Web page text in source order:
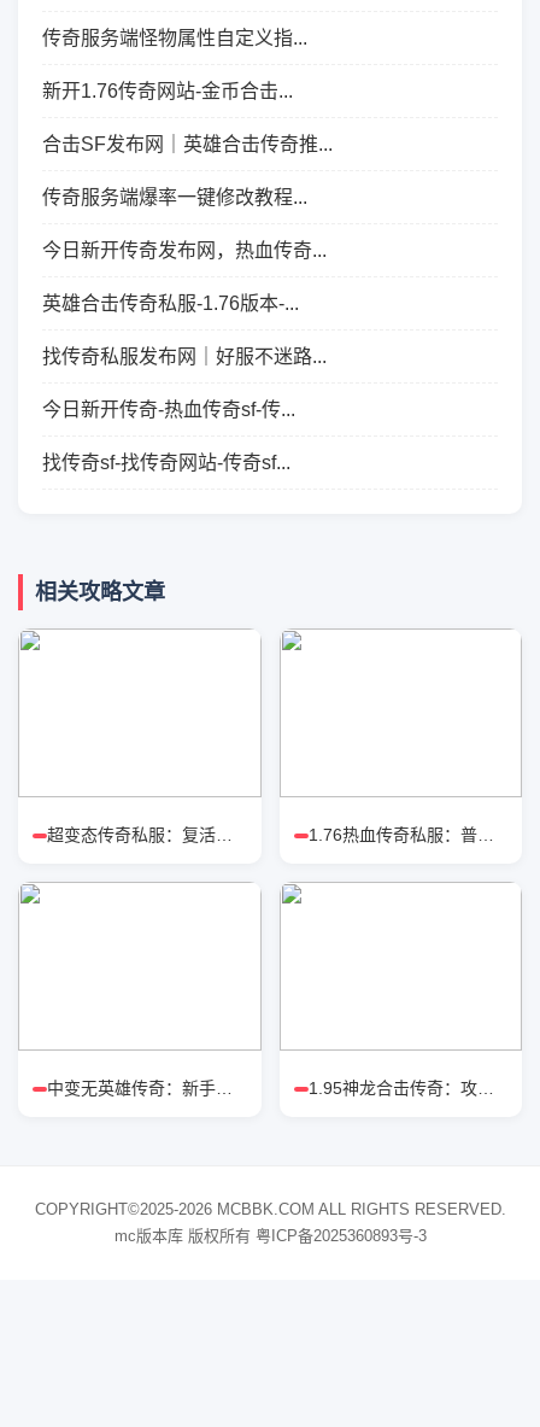
传奇服务端怪物属性自定义指...
新开1.76传奇网站-金币合击...
合击SF发布网｜英雄合击传奇推...
传奇服务端爆率一键修改教程...
今日新开传奇发布网，热血传奇...
英雄合击传奇私服-1.76版本-...
找传奇私服发布网｜好服不迷路...
今日新开传奇-热血传奇sf-传...
找传奇sf-找传奇网站-传奇sf...
相关攻略文章
1.76热血传奇私服：普通玩家高效打
1.95神龙合击传奇：攻城战狂战流派
COPYRIGHT©2025-2026 MCBBK.COM ALL RIGHTS RESERVED.
mc版本库 版权所有 粤ICP备2025360893号-3